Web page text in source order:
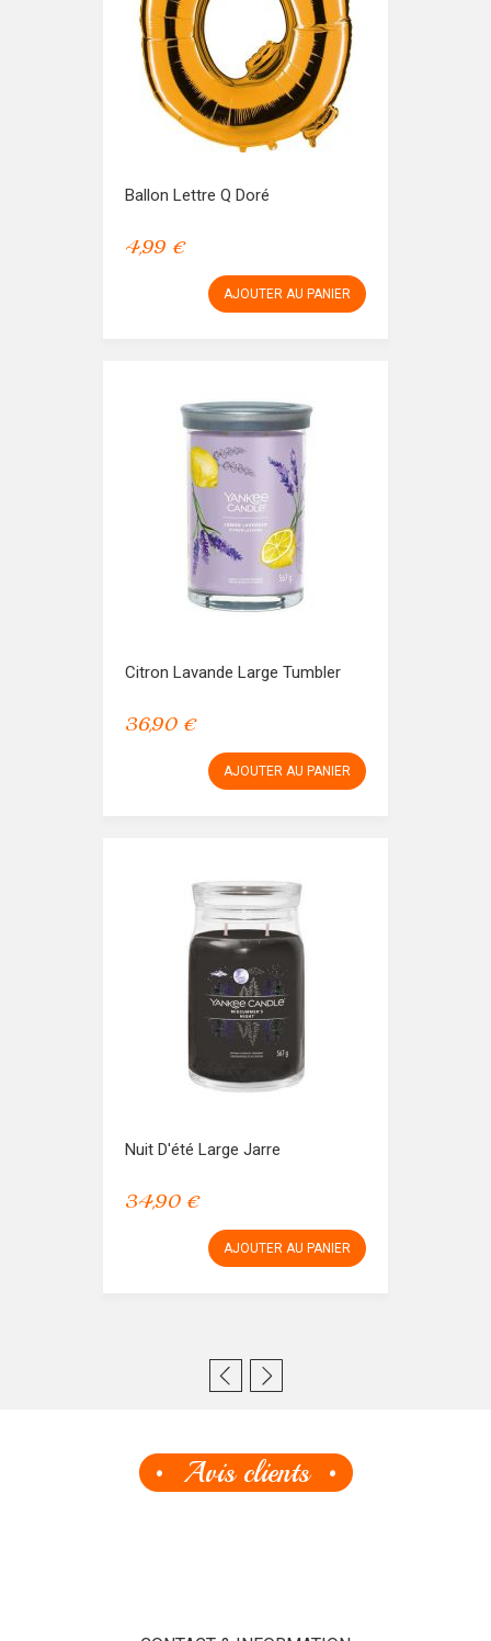
Ballon Lettre Q Doré
4,99 €
AJOUTER AU PANIER
Citron Lavande Large Tumbler
36,90 €
AJOUTER AU PANIER
Nuit D'été Large Jarre
34,90 €
AJOUTER AU PANIER
Avis clients